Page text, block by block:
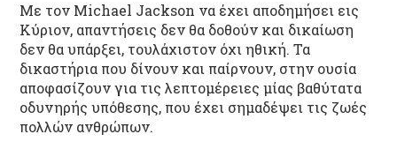
Με τον Michael Jackson να έχει αποδημήσει εις
Κύριον, απαντήσεις δεν θα δοθούν και δικαίωση
δεν θα υπάρξει, τουλάχιστον όχι ηθική. Τα
δικαστήρια που δίνουν και παίρνουν, στην ουσία
αποφασίζουν για τις λεπτομέρειες μίας βαθύτατα
οδυνηρής υπόθεσης, που έχει σημαδέψει τις ζωές
πολλών ανθρώπων.